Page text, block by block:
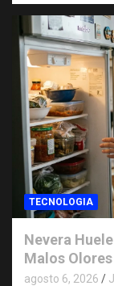
TECNOLOGIA
Nevera
Malos Olores
agosto 6, 2026